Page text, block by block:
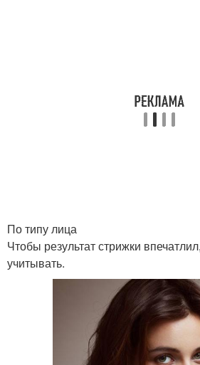
По типу лица
Чтобы результат стрижки
учитывать.